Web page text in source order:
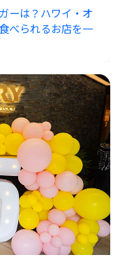
ーは？ハワイ・オ
べられるお店を一